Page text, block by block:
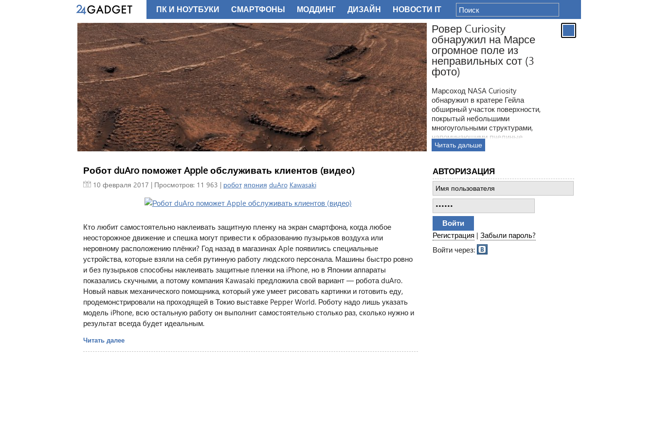
Ровер Curiosity
обнаружил на Марсе
огромное поле из
неправильных сот (3
фото)
Марсоход NASA Curiosity
обнаружил в кратере Гейла
обширный участок поверхности,
покрытый небольшими
многоугольными структурами,
напоминающими пчелиные
соты. Ранее ровер находил
затмила все предыдущее такие
открытия.
Читать дальше
Робот duAro поможет Apple обслуживать клиентов (видео)
10 февраля 2017 | Просмотров: 11 963 | робот япония duAro Kawasaki
Кто любит самостоятельно наклеивать защитную пленку на экран смартфона, когда любое
неосторожное движение и спешка могут привести к образованию пузырьков воздуха или
неровному расположению плёнки? Год назад в магазинах Aple появились специальные
устройства, которые взяли на себя рутинную работу людского персонала. Машины быстро ровно
и без пузырьков способны наклеивать защитные пленки на iPhone, но в Японии аппараты
показались скучными, а потому компания Kawasaki предложила свой вариант — робота duAro.
Новый навык механического помощника, который уже умеет рисовать картинки и готовить еду,
продемонстрировали на проходящей в Токио выставке Pepper World. Роботу надо лишь указать
модель iPhone, всю остальную работу он выполнит самостоятельно столько раз, сколько нужно и
результат всегда будет идеальным.
Читать далее
АВТОРИЗАЦИЯ
Регистрация | Забыли пароль?
Войти через:
ПК И НОУТБУКИ СМАРТФОНЫ МОДДИНГ ДИЗАЙН НОВОСТИ IT
ФОТО